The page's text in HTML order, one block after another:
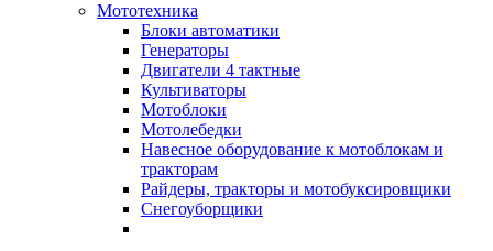
Мототехника
Блоки автоматики
Генераторы
Двигатели 4 тактные
Культиваторы
Мотоблоки
Мотолебедки
Навесное оборудование к мотоблокам и
тракторам
Райдеры, тракторы и мотобуксировщики
Снегоуборщики